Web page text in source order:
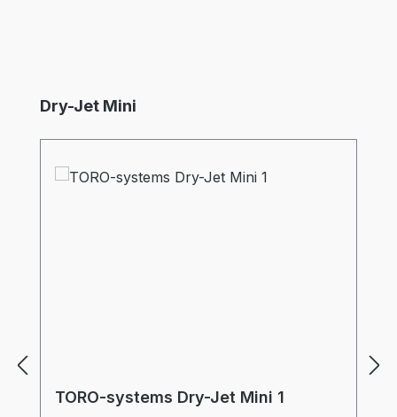
Produktgalerie überspringen
Dry-Jet Mini
TORO-systems Dry-Jet Mini 1